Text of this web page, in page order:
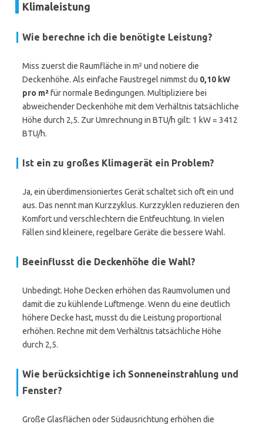
Klimaleistung
Wie berechne ich die benötigte Leistung?
Miss zuerst die Raumfläche in m² und notiere die
Deckenhöhe. Als einfache Faustregel nimmst du 0,10 kW
pro m²für normale Bedingungen. Multipliziere bei
abweichender Deckenhöhe mit dem Verhältnis tatsächliche
Höhe durch 2,5. Zur Umrechnung in BTU/h gilt: 1 kW = 3412
BTU/h.
Ist ein zu großes Klimagerät ein Problem?
Ja, ein überdimensioniertes Gerät schaltet sich oft ein und
aus. Das nennt man Kurzzyklus. Kurzzyklen reduzieren den
Komfort und verschlechtern die Entfeuchtung. In vielen
Fällen sind kleinere, regelbare Geräte die bessere Wahl.
Beeinflusst die Deckenhöhe die Wahl?
Unbedingt. Hohe Decken erhöhen das Raumvolumen und
damit die zu kühlende Luftmenge. Wenn du eine deutlich
höhere Decke hast, musst du die Leistung proportional
erhöhen. Rechne mit dem Verhältnis tatsächliche Höhe
durch 2,5.
Wie berücksichtige ich Sonneneinstrahlung und
Fenster?
Große Glasflächen oder Südausrichtung erhöhen die